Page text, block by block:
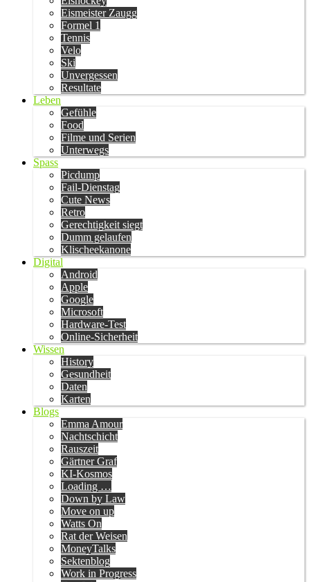
Eismeister Zaugg
Formel 1
Tennis
Velo
Ski
Unvergessen
Resultate
Leben
Gefühle
Food
Filme und Serien
Unterwegs
Spass
Picdump
Fail-Dienstag
Cute News
Retro
Gerechtigkeit siegt
Dumm gelaufen
Klischeekanone
Digital
Android
Apple
Google
Microsoft
Hardware-Test
Online-Sicherheit
Wissen
History
Gesundheit
Daten
Karten
Blogs
Emma Amour
Nachtschicht
Rauszeit
Gärtner Graf
KI-Kosmos
Loading …
Down by Law
Move on up
Watts On
Rat der Weisen
MoneyTalks
Sektenblog
Work in Progress